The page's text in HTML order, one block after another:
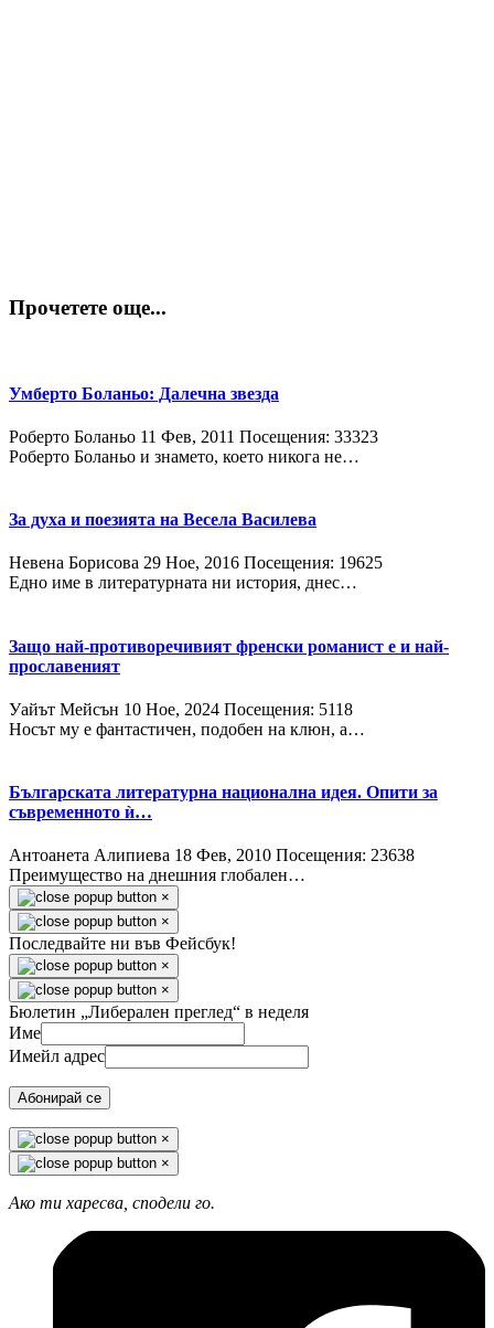
Прочетете още...
Умберто Боланьо: Далечна звезда
Роберто Боланьо 11 Фев, 2011 Посещения: 33323
Роберто Боланьо и знамето, което никога не…
За духа и поезията на Весела Василева
Невена Борисова 29 Ное, 2016 Посещения: 19625
Едно име в литературната ни история, днес…
Защо най-противоречивият френски романист е и най-
прославеният
Уайът Мейсън 10 Ное, 2024 Посещения: 5118
Носът му е фантастичен, подобен на клюн, а…
Българската литературна национална идея. Опити за
съвременното ѝ…
Антоанета Алипиева 18 Фев, 2010 Посещения: 23638
Преимущество на днешния глобален…
×
×
Последвайте ни във Фейсбук!
×
×
Бюлетин „Либерален преглед“ в неделя
Име
Имейл адрес
Абонирай се
×
×
Ако ти харесва, сподели го.